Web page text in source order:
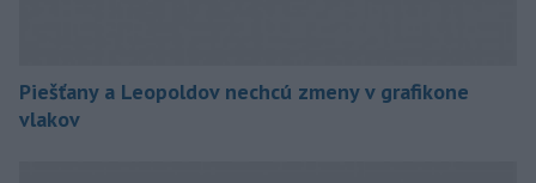
Piešťany a Leopoldov nechcú zmeny v grafikone
vlakov